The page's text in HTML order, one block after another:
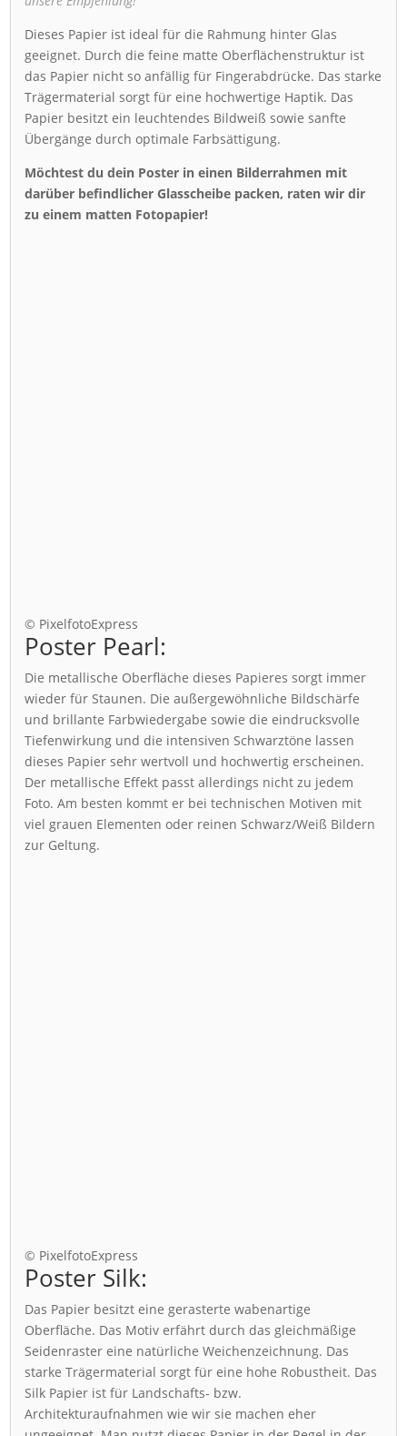
Dieses Papier ist ideal für die Rahmung hinter Glas
geeignet. Durch die feine matte Oberflächenstruktur ist
das Papier nicht so anfällig für Fingerabdrücke. Das starke
Trägermaterial sorgt für eine hochwertige Haptik. Das
Papier besitzt ein leuchtendes Bildweiß sowie sanfte
Übergänge durch optimale Farbsättigung.
Möchtest du dein Poster in einen Bilderrahmen mit
darüber befindlicher Glasscheibe packen, raten wir dir
zu einem matten Fotopapier!
© PixelfotoExpress
Poster Pearl:
Die metallische Oberfläche dieses Papieres sorgt immer
wieder für Staunen. Die außergewöhnliche Bildschärfe
und brillante Farbwiedergabe sowie die eindrucksvolle
Tiefenwirkung und die intensiven Schwarztöne lassen
dieses Papier sehr wertvoll und hochwertig erscheinen.
Der metallische Effekt passt allerdings nicht zu jedem
Foto. Am besten kommt er bei technischen Motiven mit
viel grauen Elementen oder reinen Schwarz/Weiß Bildern
zur Geltung.
© PixelfotoExpress
Poster Silk:
Das Papier besitzt eine gerasterte wabenartige
Oberfläche. Das Motiv erfährt durch das gleichmäßige
Seidenraster eine natürliche Weichenzeichnung. Das
starke Trägermaterial sorgt für eine hohe Robustheit. Das
Silk Papier ist für Landschafts- bzw.
Architekturaufnahmen wie wir sie machen eher